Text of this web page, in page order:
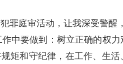
罪庭审活动，让我深受警醒
中要做到：树立正确的权
矩和守纪律，在工作、生